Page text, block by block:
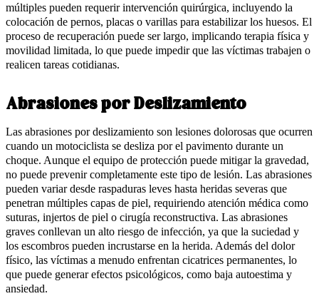
múltiples pueden requerir intervención quirúrgica, incluyendo la
colocación de pernos, placas o varillas para estabilizar los huesos. El
proceso de recuperación puede ser largo, implicando terapia física y
movilidad limitada, lo que puede impedir que las víctimas trabajen o
realicen tareas cotidianas.
Abrasiones por Deslizamiento
Las abrasiones por deslizamiento son lesiones dolorosas que ocurren
cuando un motociclista se desliza por el pavimento durante un
choque. Aunque el equipo de protección puede mitigar la gravedad,
no puede prevenir completamente este tipo de lesión. Las abrasiones
pueden variar desde raspaduras leves hasta heridas severas que
penetran múltiples capas de piel, requiriendo atención médica como
suturas, injertos de piel o cirugía reconstructiva. Las abrasiones
graves conllevan un alto riesgo de infección, ya que la suciedad y
los escombros pueden incrustarse en la herida. Además del dolor
físico, las víctimas a menudo enfrentan cicatrices permanentes, lo
que puede generar efectos psicológicos, como baja autoestima y
ansiedad.